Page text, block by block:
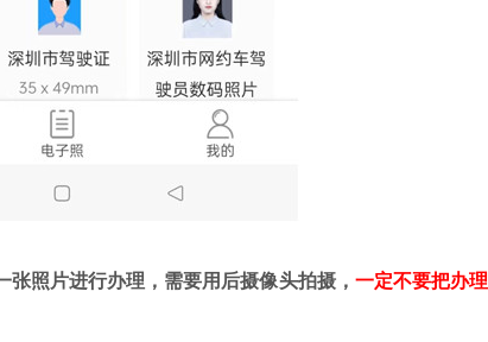
张照片进行办理，需要用后摄像头拍摄， 一定不要把办理